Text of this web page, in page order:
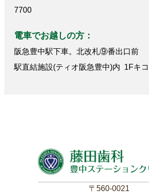
7700
電車でお越しの方：
阪急豊中駅下車。北改札⑨番出口前
駅直結施設(ティオ阪急豊中)内 1Fキ
〒560-0021